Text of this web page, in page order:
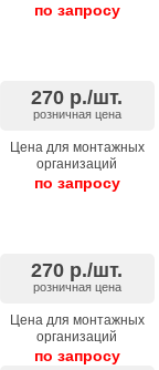
по запросу
270 р./шт.
розничная цена
Цена для монтажных
организаций
по запросу
270 р./шт.
розничная цена
Цена для монтажных
организаций
по запросу